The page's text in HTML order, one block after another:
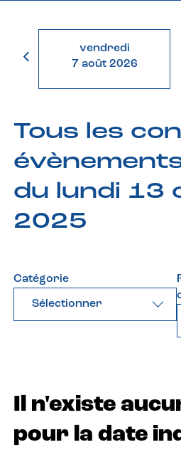
vendredi
7 août 2026
Tous les
du lundi 13
2025
Catégorie
Sélectionner
Il n'existe
pour la date